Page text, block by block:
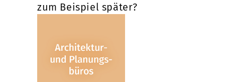
zum Beispiel später?